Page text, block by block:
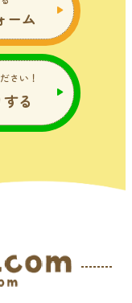
ーム
さい！
る